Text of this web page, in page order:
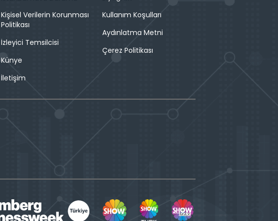
Kişisel Verilerin Korunması
Politikası
İzleyici Temsilcisi
Künye
İletişim
Kullanım Koşulları
Aydınlatma Metni
Çerez Politikası